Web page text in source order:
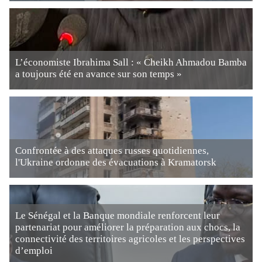
L’économiste Ibrahima Sall : « Cheikh Ahmadou Bamba
a toujours été en avance sur son temps »
Confrontée à des attaques russes quotidiennes,
l'Ukraine ordonne des évacuations à Kramatorsk
Le Sénégal et la Banque mondiale renforcent leur
partenariat pour améliorer la préparation aux chocs, la
connectivité des territoires agricoles et les perspectives
d’emploi